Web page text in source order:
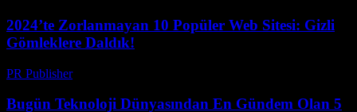
2024’te Zorlanmayan 10 Popüler Web Sitesi: Gizli
Gömleklere Daldık!
PR Publisher-
Bugün Teknoloji Dünyasından En Gündem Olan 5